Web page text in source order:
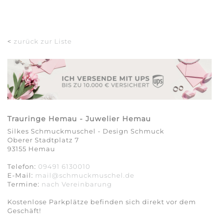
< zurück zur Liste
Trauringe Hemau - Juwelier Hemau
Silkes Schmuckmuschel - Design Schmuck
Oberer Stadtplatz 7
93155 Hemau
Telefon: 09491 6130010
E-Mail: mail@schmuckmuschel.de
Termine: nach Vereinbarung​​​​​​​
Kostenlose Parkplätze befinden sich direkt vor dem
Geschäft!